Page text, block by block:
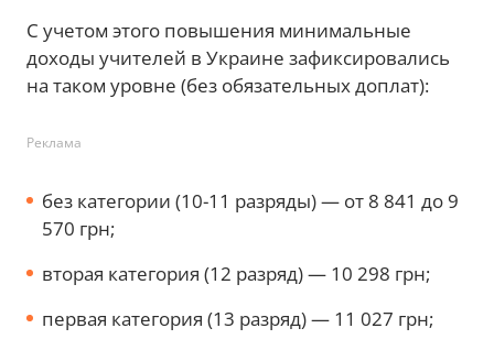
С учетом этого повышения минимальные
доходы учителей в Украине зафиксировались
на таком уровне (без обязательных доплат):
Реклама
без категории (10-11 разряды) — от 8 841 до 9
570 грн;
вторая категория (12 разряд) — 10 298 грн;
первая категория (13 разряд) — 11 027 грн;